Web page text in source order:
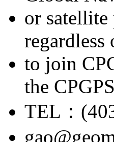
or
to join
the
TEL：